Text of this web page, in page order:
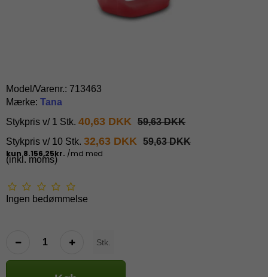
Model/Varenr.: 713463
Mærke: Tana
Stykpris v/ 1 Stk. 40,63 DKK 59,63 DKK
Stykpris v/ 10 Stk. 32,63 DKK 59,63 DKK
(inkl. moms)
Ingen bedømmelse
Stk.